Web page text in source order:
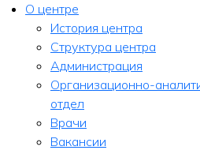
О центре
История центра
Структура центра
Администрация
Организационно-
отдел
Врачи
Вакансии